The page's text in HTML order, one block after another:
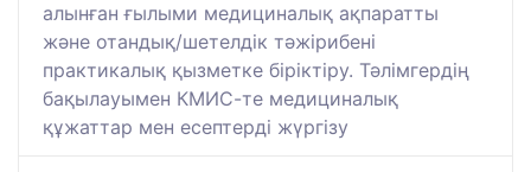
алынған ғылыми медициналық ақпаратты
және отандық/шетелдік тәжірибені
практикалық қызметке біріктіру. Тәлімгердің
бақылауымен КМИС-те медициналық
құжаттар мен есептерді жүргізу